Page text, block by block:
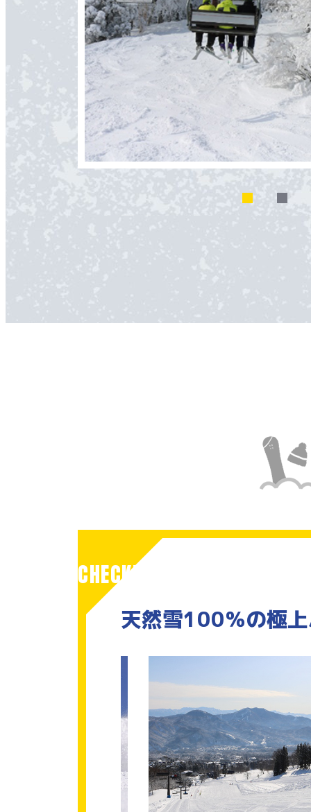
CHECK!
天然雪100％の極